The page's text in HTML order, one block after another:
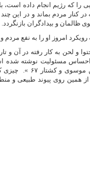
که رژیم انجام داده است،
در کنار مردم بماند و در
ظالمان و بیدادگران بازنگردد.
امروز او را به نفع
و لحن به کار رفته در آن و
و احساس مسئولیت نوشته
موسوی و کشتار ۶۷ ».
چیزی
از همین روی پیوند طبیعی و